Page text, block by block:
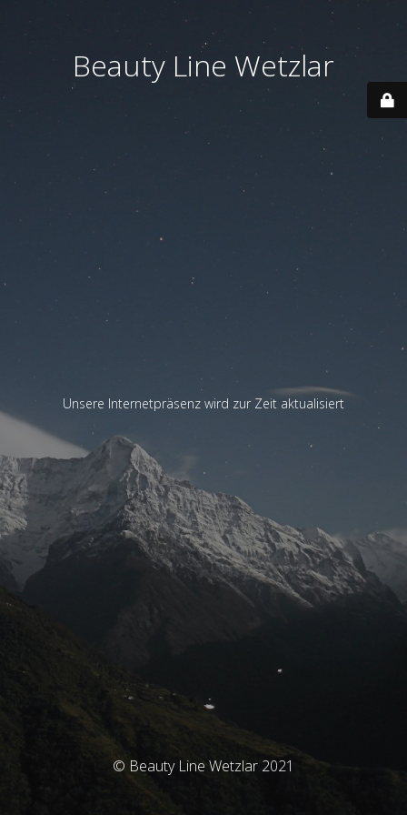
Beauty Line Wetzlar
Unsere Internetpräsenz wird zur Zeit aktualisiert
© Beauty Line Wetzlar 2021